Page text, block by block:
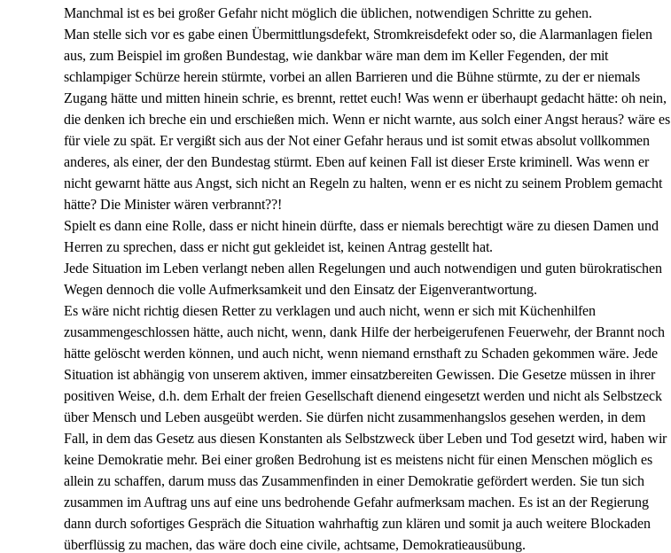
Manchmal ist es bei großer Gefahr nicht möglich die üblichen, notwendigen Schritte zu gehen.
Man stelle sich vor es gabe einen Übermittlungsdefekt, Stromkreisdefekt oder so, die Alarmanlagen fielen
aus, zum Beispiel im großen Bundestag, wie dankbar wäre man dem im Keller Fegenden, der mit
schlampiger Schürze herein stürmte, vorbei an allen Barrieren und die Bühne stürmte, zu der er niemals
Zugang hätte und mitten hinein schrie, es brennt, rettet euch! Was wenn er überhaupt gedacht hätte: oh nein,
die denken ich breche ein und erschießen mich. Wenn er nicht warnte, aus solch einer Angst heraus? wäre es
für viele zu spät. Er vergißt sich aus der Not einer Gefahr heraus und ist somit etwas absolut vollkommen
anderes, als einer, der den Bundestag stürmt. Eben auf keinen Fall ist dieser Erste kriminell. Was wenn er
nicht gewarnt hätte aus Angst, sich nicht an Regeln zu halten, wenn er es nicht zu seinem Problem gemacht
hätte? Die Minister wären verbrannt??!
Spielt es dann eine Rolle, dass er nicht hinein dürfte, dass er niemals berechtigt wäre zu diesen Damen und
Herren zu sprechen, dass er nicht gut gekleidet ist, keinen Antrag gestellt hat.
Jede Situation im Leben verlangt neben allen Regelungen und auch notwendigen und guten bürokratischen
Wegen dennoch die volle Aufmerksamkeit und den Einsatz der Eigenverantwortung.
Es wäre nicht richtig diesen Retter zu verklagen und auch nicht, wenn er sich mit Küchenhilfen
zusammengeschlossen hätte, auch nicht, wenn, dank Hilfe der herbeigerufenen Feuerwehr, der Brannt noch
hätte gelöscht werden können, und auch nicht, wenn niemand ernsthaft zu Schaden gekommen wäre. Jede
Situation ist abhängig von unserem aktiven, immer einsatzbereiten Gewissen. Die Gesetze müssen in ihrer
positiven Weise, d.h. dem Erhalt der freien Gesellschaft dienend eingesetzt werden und nicht als Selbstzeck
über Mensch und Leben ausgeübt werden. Sie dürfen nicht zusammenhangslos gesehen werden, in dem
Fall, in dem das Gesetz aus diesen Konstanten als Selbstzweck über Leben und Tod gesetzt wird, haben wir
keine Demokratie mehr. Bei einer großen Bedrohung ist es meistens nicht für einen Menschen möglich es
allein zu schaffen, darum muss das Zusammenfinden in einer Demokratie gefördert werden. Sie tun sich
zusammen im Auftrag uns auf eine uns bedrohende Gefahr aufmerksam machen. Es ist an der Regierung
dann durch sofortiges Gespräch die Situation wahrhaftig zun klären und somit ja auch weitere Blockaden
überflüssig zu machen, das wäre doch eine civile, achtsame, Demokratieausübung.